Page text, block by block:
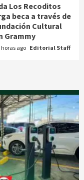
Los Recoditos
beca a través de
Cultural
Grammy
horas ago Editorial Staff